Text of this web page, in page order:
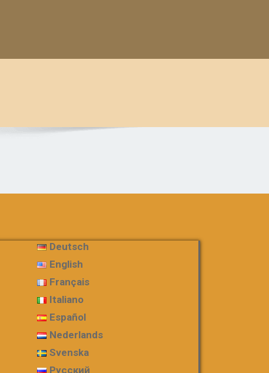
Deutsch
English
Français
Italiano
Español
Nederlands
Svenska
Русский